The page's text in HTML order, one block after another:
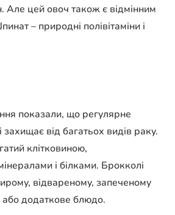
Але цей овоч також є відмінним
– природні полівітаміни і
показали, що регулярне
від багатьох видів раку.
клітковиною,
і білками. Брокколі
відвареному, запеченому
або додаткове блюдо.